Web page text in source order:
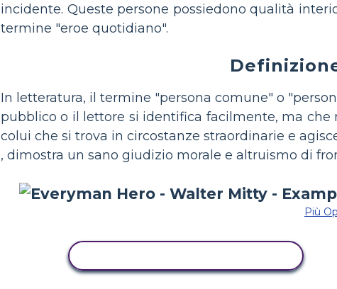
incidente. Queste persone possiedono qualità
termine "eroe quotidiano".
In letteratura, il termine "persona comune" o
pubblico o il lettore si identifica facilmente, ma
colui che si trova in circostanze straordinarie e
, dimostra un sano giudizio morale e altruismo di
Più